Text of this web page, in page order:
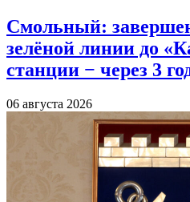
Смольный:
зелёной линии до
станции − через 3
06 августа 2026